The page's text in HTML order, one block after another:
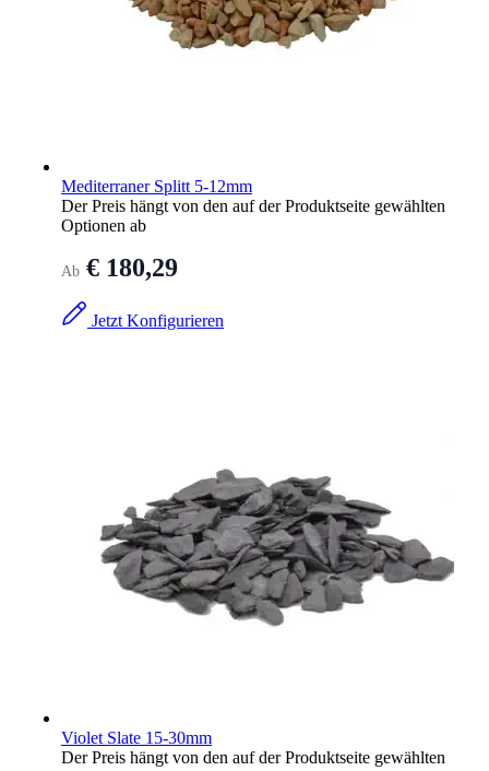
Mediterraner Splitt 5-12mm
Der Preis hängt von den auf der Produktseite gewählten
Optionen ab
Ab € 180,29
Jetzt Konfigurieren
Violet Slate 15-30mm
Der Preis hängt von den auf der Produktseite gewählten